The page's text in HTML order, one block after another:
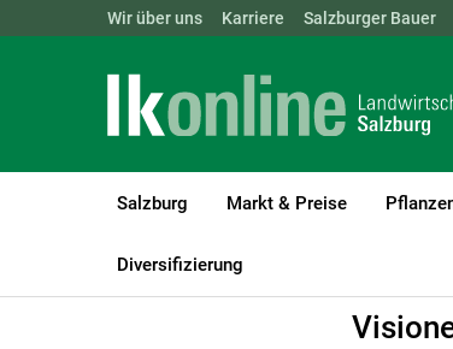
Landwirtschaftskammern: ÖSTERREICH
Wir über uns Karriere Salzburger Bauer
Salzburg Markt & Preise
Diversifizierung
LK Salzburg Betriebsführung